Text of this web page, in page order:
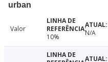
urban
Valor
10%
N/A